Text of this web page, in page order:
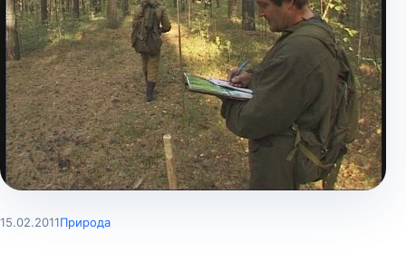
15.02.2011Природа